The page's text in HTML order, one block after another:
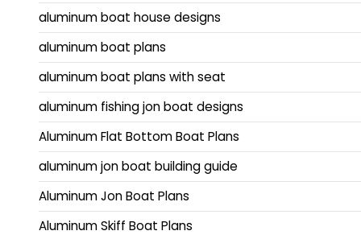
aluminum boat house designs
aluminum boat plans
aluminum boat plans with seat
aluminum fishing jon boat designs
Aluminum Flat Bottom Boat Plans
aluminum jon boat building guide
Aluminum Jon Boat Plans
Aluminum Skiff Boat Plans